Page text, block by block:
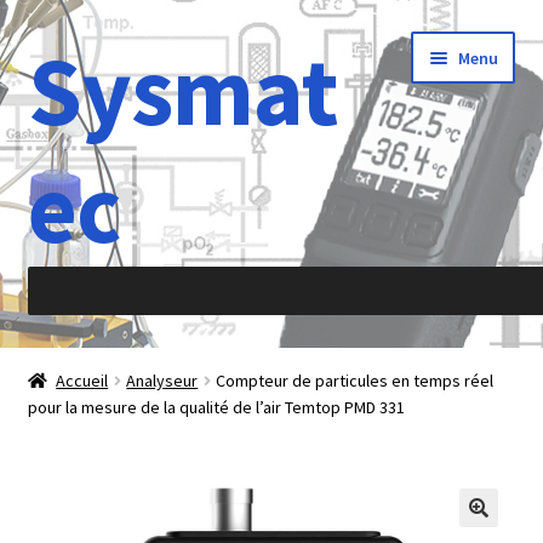
Aller
à
la
navigation
Aller
au
contenu
Sysmat
ec
Menu
Accueil
À propos de
Accueil Analyseur
Compteur de particules en temps réel
pour la mesure de la qualité de l’air Temtop PMD 331